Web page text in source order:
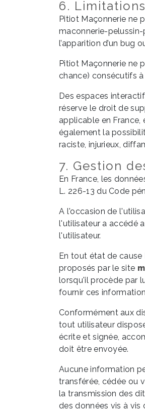
6.
Pitiot Maçonnerie ne
maconnerie-pelussin-
l’apparition d’un bug
Pitiot Maçonnerie ne
chance) consécutifs à
Des espaces
réserve le droit de
applicable en
également la
raciste, injurieux,
7. Gestion
En France, les
L. 226-13 du Code
A l'occasion de
l'utilisateur a accédé
l'utilisateur.
En tout état de
proposés par le site
lorsqu'il procède par
fournir ces
Conformément aux
tout utilisateur
écrite et signée,
doit être envoyée.
Aucune information
transférée, cédée ou
la transmission des
des données vis à vis